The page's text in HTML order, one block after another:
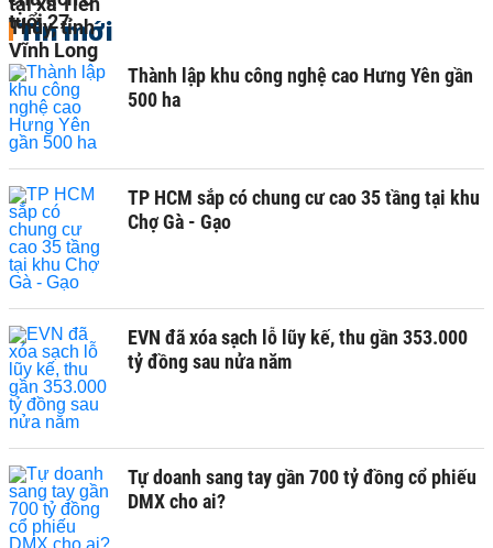
Tin mới
Thành lập khu công nghệ cao Hưng Yên gần
500 ha
TP HCM sắp có chung cư cao 35 tầng tại khu
Chợ Gà - Gạo
EVN đã xóa sạch lỗ lũy kế, thu gần 353.000
tỷ đồng sau nửa năm
Tự doanh sang tay gần 700 tỷ đồng cổ phiếu
DMX cho ai?